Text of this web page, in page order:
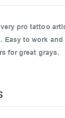
pro tattoo
Easy to work
for great grays.